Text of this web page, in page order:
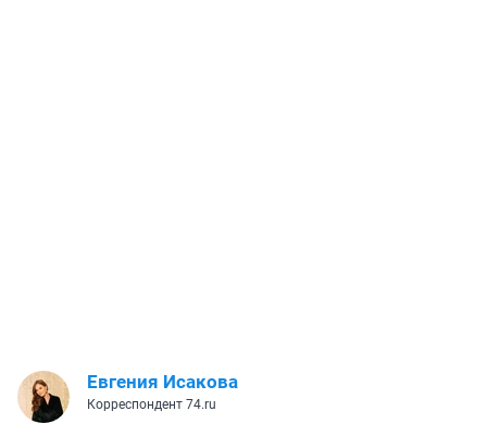
Евгения Исакова
Корреспондент 74.ru